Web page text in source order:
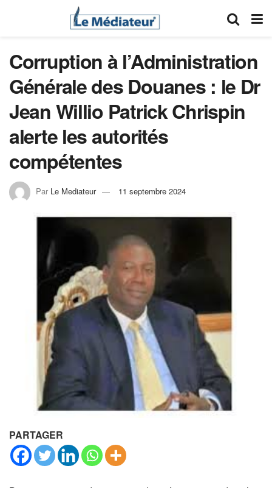
Corruption à l’Administration
Générale des Douanes : le Dr
Jean Willio Patrick Chrispin
alerte les autorités
compétentes
Par Le Mediateur 11 septembre 2024
PARTAGER